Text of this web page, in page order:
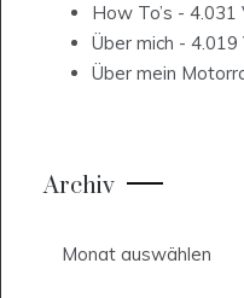
How To’s - 4.031
Über mich - 4.019
Über mein
Archiv